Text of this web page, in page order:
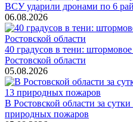
ВСУ ударили дронами по 6
06.08.2026
40 градусов в тени:
Ростовской области
05.08.2026
В Ростовской области за
природных пожаров